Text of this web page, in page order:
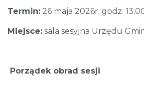
Termin: 26 maja 2026r. godz.
Miejsce: sala sesyjna Urzędu
Porządek obrad sesji